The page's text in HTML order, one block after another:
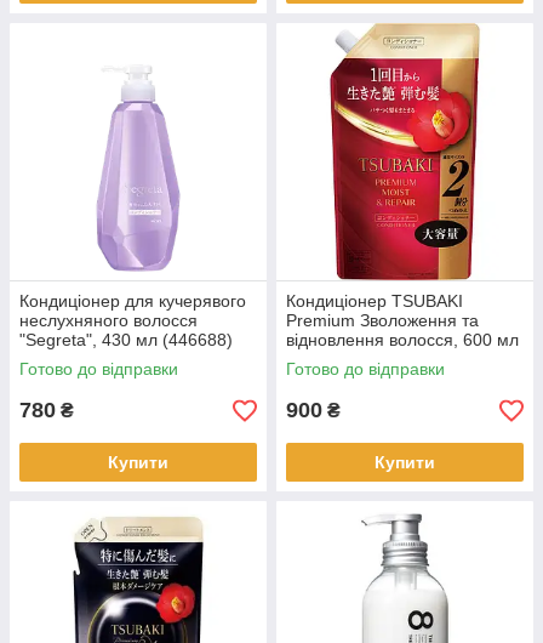
Кондиціонер для кучерявого
неслухняного волосся
"Segreta", 430 мл (446688)
Готово до відправки
780 ₴
Купити
Кондиціонер TSUBAKI
Premium Зволоження та
відновлення волосся, 600 мл
(486400)
Готово до відправки
900 ₴
Купити